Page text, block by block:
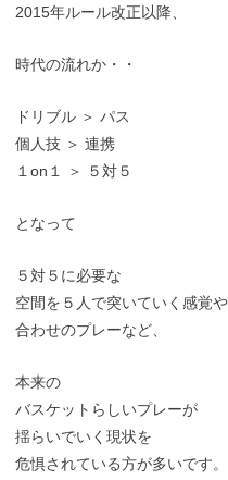
2015年ルール改正以降、
時代の流れか・・
ドリブル ＞ パス
個人技 ＞ 連携
１on１ ＞ ５対５
となって
５対５に必要な
空間を５人で突いていく感覚や
合わせのプレーなど、
本来の
バスケットらしいプレーが
揺らいでいく現状を
危惧されている方が多いです。